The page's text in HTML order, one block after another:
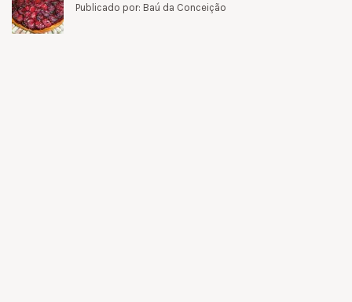
Publicado por: Baú da Conceição